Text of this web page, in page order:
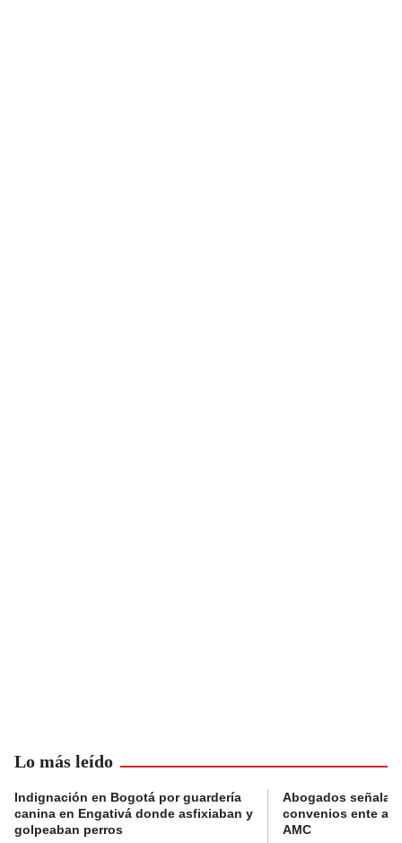
Lo más leído
Indignación en Bogotá por guardería
canina en Engativá donde asfixiaban y
golpeaban perros
Abogados
convenios ente
AMC